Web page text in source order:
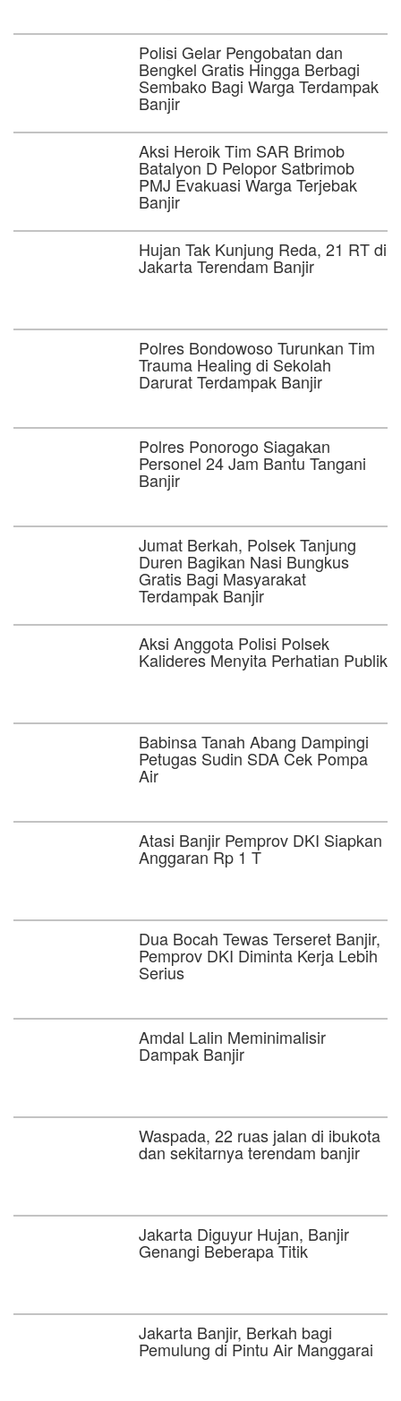
Polisi Gelar Pengobatan dan
Bengkel Gratis Hingga Berbagi
Sembako Bagi Warga Terdampak
Banjir
Aksi Heroik Tim SAR Brimob
Batalyon D Pelopor Satbrimob
PMJ Evakuasi Warga Terjebak
Banjir
Hujan Tak Kunjung Reda, 21 RT di
Jakarta Terendam Banjir
Polres Bondowoso Turunkan Tim
Trauma Healing di Sekolah
Darurat Terdampak Banjir
Polres Ponorogo Siagakan
Personel 24 Jam Bantu Tangani
Banjir
Jumat Berkah, Polsek Tanjung
Duren Bagikan Nasi Bungkus
Gratis Bagi Masyarakat
Terdampak Banjir
Aksi Anggota Polisi Polsek
Kalideres Menyita Perhatian Publik
Babinsa Tanah Abang Dampingi
Petugas Sudin SDA Cek Pompa
Air
Atasi Banjir Pemprov DKI Siapkan
Anggaran Rp 1 T
Dua Bocah Tewas Terseret Banjir,
Pemprov DKI Diminta Kerja Lebih
Serius
Amdal Lalin Meminimalisir
Dampak Banjir
Waspada, 22 ruas jalan di ibukota
dan sekitarnya terendam banjir
Jakarta Diguyur Hujan, Banjir
Genangi Beberapa Titik
Jakarta Banjir, Berkah bagi
Pemulung di Pintu Air Manggarai